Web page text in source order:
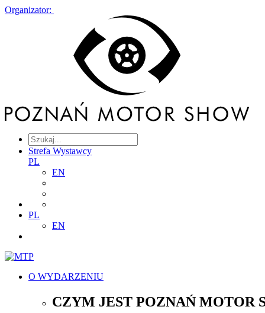
Organizator:
Strefa Wystawcy
PL
EN
PL
EN
O WYDARZENIU
CZYM JEST POZNAŃ MOTOR